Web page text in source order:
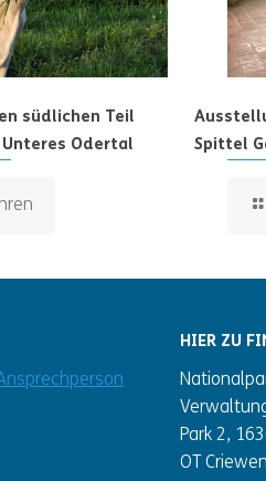
südlichen Teil
Odertal
Spittel
HIER ZU
Park 2,
OT Criewen